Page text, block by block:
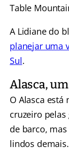
Table
A Lidiane do
planejar uma
Sul.
Alasca,
O Alasca está
cruzeiro
de barco,
lindos demais.